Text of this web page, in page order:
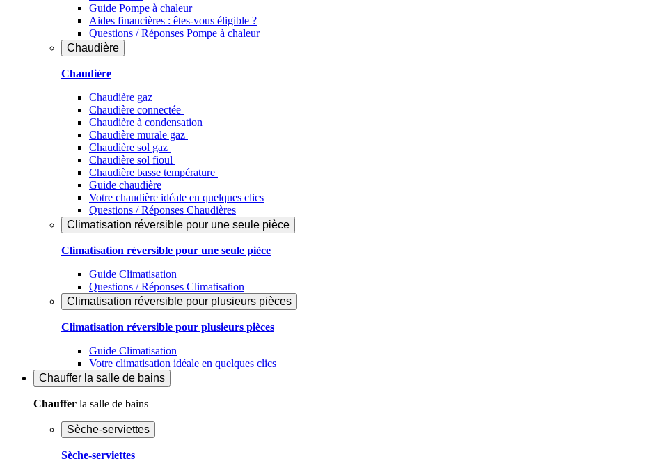
Guide Pompe à chaleur
Aides financières : êtes-vous éligible ?
Questions / Réponses Pompe à chaleur
Chaudière
Chaudière
Chaudière gaz
Chaudière connectée
Chaudière à condensation
Chaudière murale gaz
Chaudière sol gaz
Chaudière sol fioul
Chaudière basse température
Guide chaudière
Votre chaudière idéale en quelques clics
Questions / Réponses Chaudières
Climatisation réversible pour une seule pièce
Climatisation réversible pour une seule pièce
Guide Climatisation
Questions / Réponses Climatisation
Climatisation réversible pour plusieurs pièces
Climatisation réversible pour plusieurs pièces
Guide Climatisation
Votre climatisation idéale en quelques clics
Chauffer la salle de bains
Chauffer la salle de bains
Sèche-serviettes
Sèche-serviettes